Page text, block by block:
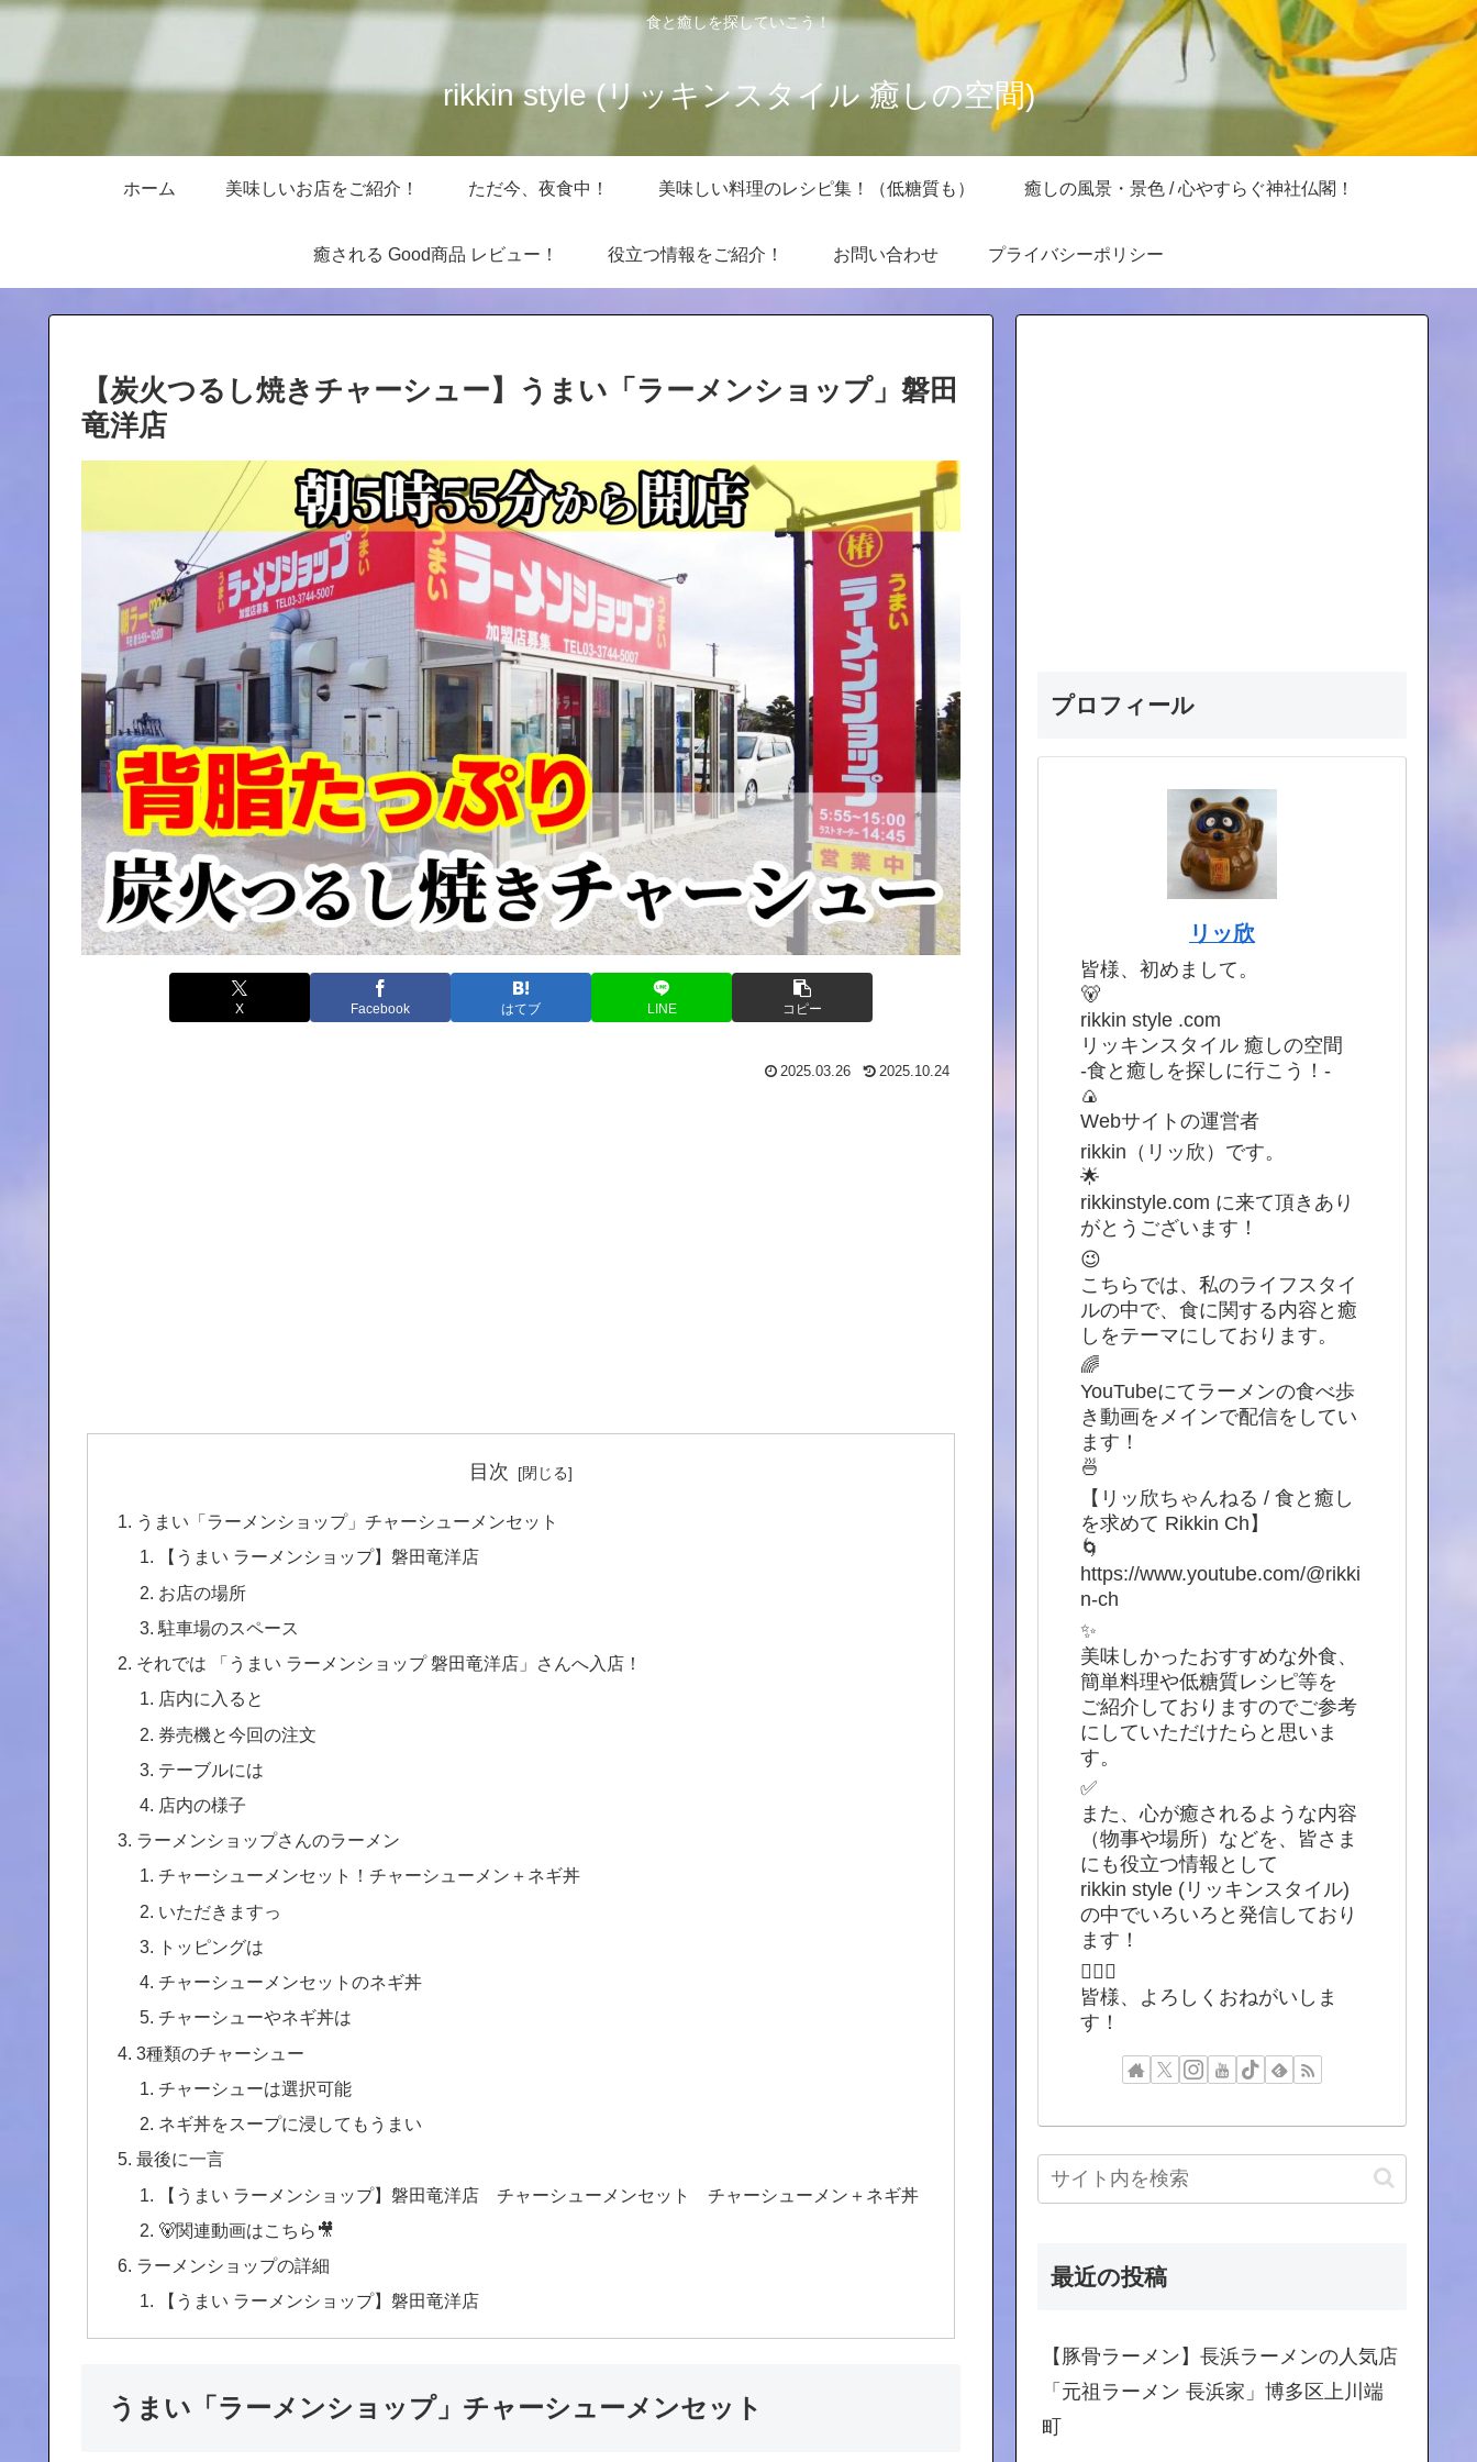
食と癒しを探していこう！
rikkin style (リッキンスタイル 癒しの空間)
ホーム 美味しいお店をご紹介！ ただ今、夜食中！ 美味しい料理のレシピ集！（低糖質も） 癒しの風景・景色 / 心やすらぐ神社仏閣！
癒される Good商品 レビュー！ 役立つ情報をご紹介！ お問い合わせ プライバシーポリシー
【炭火つるし焼きチャーシュー】うまい「ラーメンショップ」磐田
竜洋店
X Facebook はてブ LINE コピー
2025.03.26 2025.10.24
目次
うまい「ラーメンショップ」チャーシューメンセット
【うまい ラーメンショップ】磐田竜洋店
お店の場所
駐車場のスペース
それでは 「うまい ラーメンショップ 磐田竜洋店」さんへ入店！
店内に入ると
券売機と今回の注文
テーブルには
店内の様子
ラーメンショップさんのラーメン
チャーシューメンセット！チャーシューメン＋ネギ丼
いただきますっ
トッピングは
チャーシューメンセットのネギ丼
チャーシューやネギ丼は
3種類のチャーシュー
チャーシューは選択可能
ネギ丼をスープに浸してもうまい
最後に一言
【うまい ラーメンショップ】磐田竜洋店 チャーシューメンセット チャーシューメン＋ネギ丼
🐻関連動画はこちら🎥
ラーメンショップの詳細
【うまい ラーメンショップ】磐田竜洋店
うまい「ラーメンショップ」チャーシューメンセット
プロフィール
リッ欣
皆様、初めまして。
🐻
rikkin style .com
リッキンスタイル 癒しの空間
-食と癒しを探しに行こう！-
🍙
Webサイトの運営者
rikkin（リッ欣）です。
🌟
rikkinstyle.com に来て頂きあり
がとうございます！
😉
こちらでは、私のライフスタイ
ルの中で、食に関する内容と癒
しをテーマにしております。
🌈
YouTubeにてラーメンの食べ歩
き動画をメインで配信をしてい
ます！
🍜
【リッ欣ちゃんねる / 食と癒し
を求めて Rikkin Ch】
🌀
https://www.youtube.com/@rikki
n-ch
✨
美味しかったおすすめな外食、
簡単料理や低糖質レシピ等を
ご紹介しておりますのでご参考
にしていただけたらと思いま
す。
✅
また、心が癒されるような内容
（物事や場所）などを、皆さま
にも役立つ情報として
rikkin style (リッキンスタイル)
の中でいろいろと発信しており
ます！
🙇🏻‍♂️
皆様、よろしくおねがいしま
す！
最近の投稿
【豚骨ラーメン】長浜ラーメンの人気店
「元祖ラーメン 長浜家」博多区上川端
町